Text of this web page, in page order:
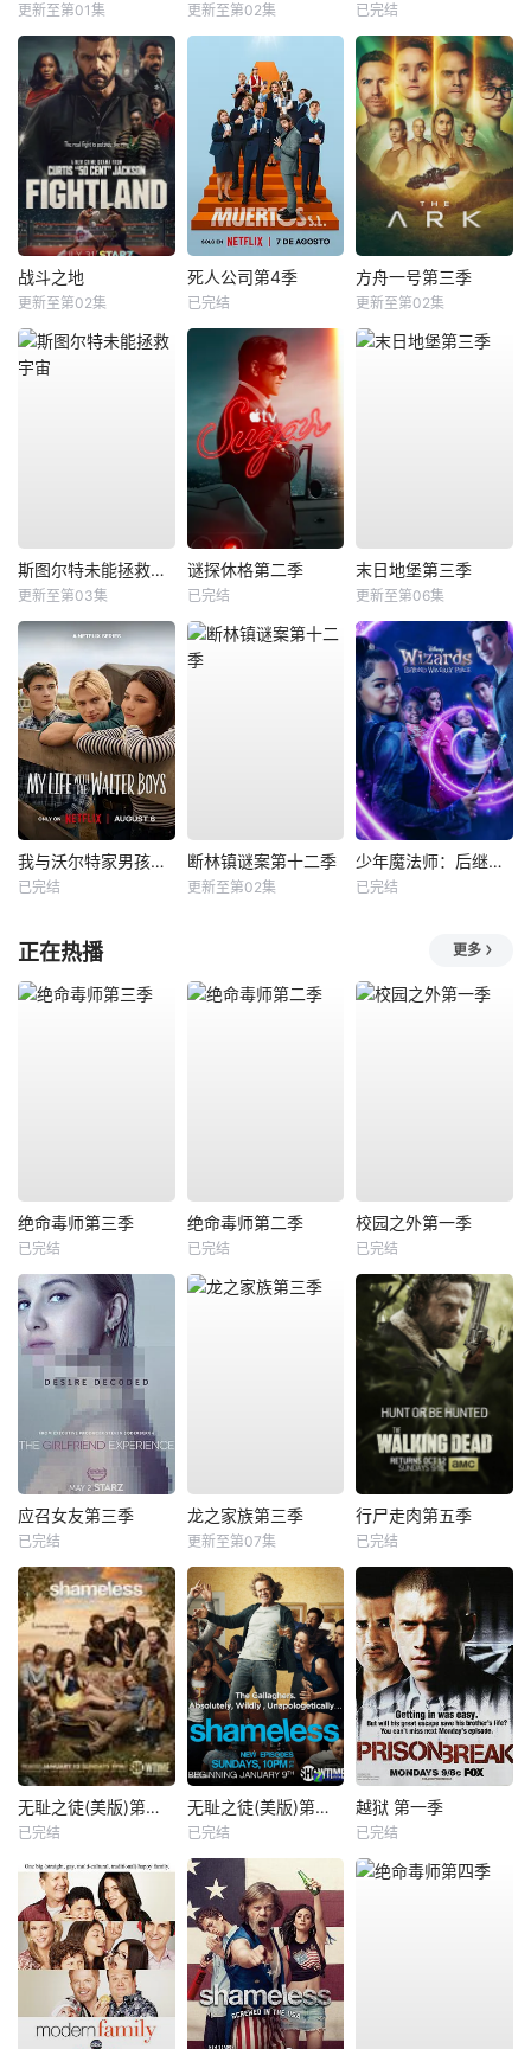
更新至第01集 更新至第02集 已完结
战斗之地
更新至第02集
死人公司第4季
已完结
方舟一号第三季
更新至第02集
斯图尔特未能拯救宇宙
更新至第03集
谜探休格第二季
已完结
末日地堡第三季
更新至第06集
我与沃尔特家男孩的生活第三季
已完结
断林镇谜案第十二季
更新至第02集
少年魔法师：后继者第三季
已完结
正在热播 更多
绝命毒师第三季
已完结
绝命毒师第二季
已完结
校园之外第一季
已完结
应召女友第三季
已完结
龙之家族第三季
更新至第07集
行尸走肉第五季
已完结
无耻之徒(美版)第三季
已完结
无耻之徒(美版)第一季
已完结
越狱 第一季
已完结